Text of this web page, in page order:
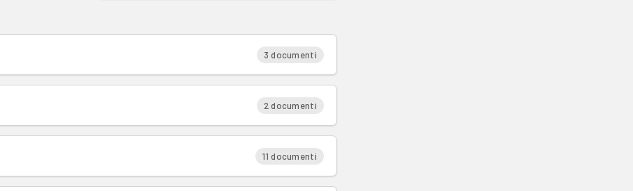
3 documenti
2 documenti
11 documenti